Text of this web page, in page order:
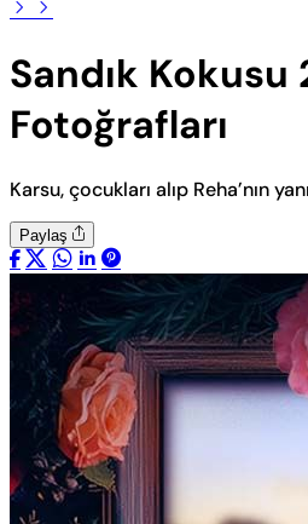
Sandık Kokusu
Fotoğrafları
Karsu, çocukları alıp Reha’nın
Paylaş